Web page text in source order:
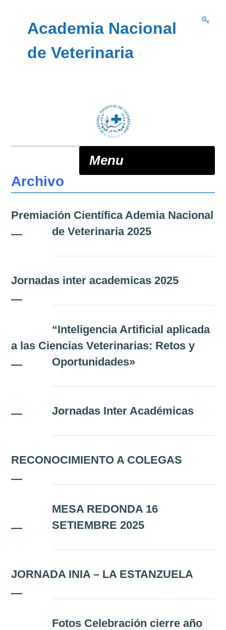
Academia Nacional
de Veterinaria
Menu
Misión
Directiva
Integrantes
Comisiones
Relaciones
Fotos
Contacto
Novedades
Publicaciones
Documentos
Boletín ANV
Premios
Archivo
Premiación Científica Ademia Nacional
de Veterinaria 2025
—
Jornadas inter academicas 2025
—
“Inteligencia Artificial aplicada
a las Ciencias Veterinarias: Retos y
Oportunidades»
—
Jornadas Inter Académicas
—
RECONOCIMIENTO A COLEGAS
—
MESA REDONDA 16
SETIEMBRE 2025
—
JORNADA INIA – LA ESTANZUELA
—
Fotos Celebración cierre año